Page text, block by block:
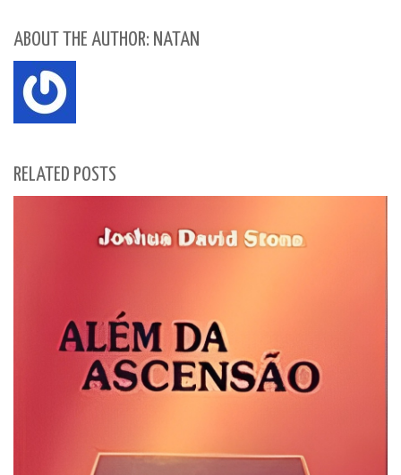
ABOUT THE AUTHOR: NATAN
RELATED POSTS